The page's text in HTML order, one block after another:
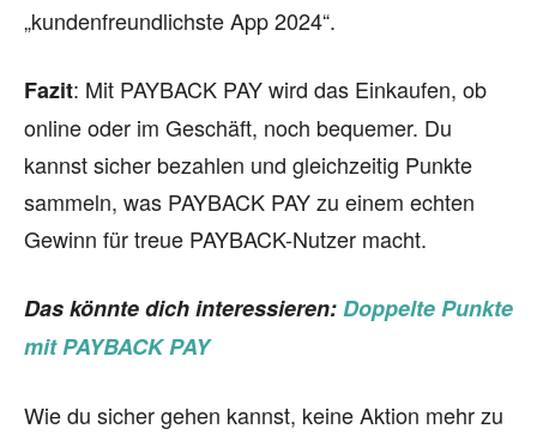
„kundenfreundlichste App 2024“.
Fazit: Mit PAYBACK PAY wird das Einkaufen, ob
online oder im Geschäft, noch bequemer. Du
kannst sicher bezahlen und gleichzeitig Punkte
sammeln, was PAYBACK PAY zu einem echten
Gewinn für treue PAYBACK-Nutzer macht.
Das könnte dich interessieren:Doppelte Punkte
mit PAYBACK PAY
Wie du sicher gehen kannst, keine Aktion mehr zu